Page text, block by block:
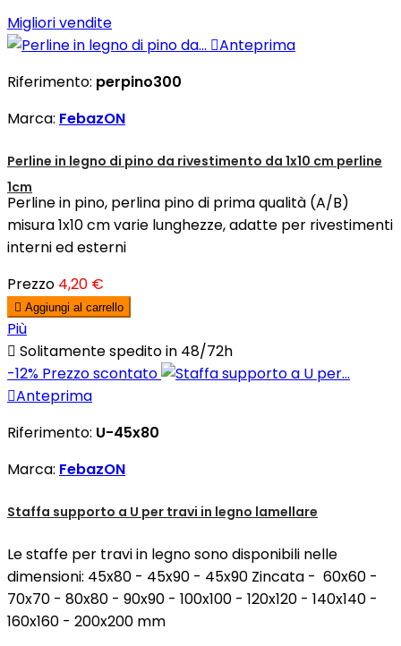
Migliori vendite
Anteprima
Riferimento: perpino300
Marca: FebazON
Perline in legno di pino da rivestimento da 1x10 cm perline
1cm
Perline in pino, perlina pino di prima qualità (A/B)
misura 1x10 cm varie lunghezze, adatte per rivestimenti
interni ed esterni
Prezzo 4,20 €
 Aggiungi al carrello
Più
 Solitamente spedito in 48/72h
-12% Prezzo scontato
Anteprima
Riferimento: U-45x80
Marca: FebazON
Staffa supporto a U per travi in legno lamellare
Le staffe per travi in legno sono disponibili nelle
dimensioni: 45x80 - 45x90 - 45x90 Zincata - 60x60 -
70x70 - 80x80 - 90x90 - 100x100 - 120x120 - 140x140 -
160x160 - 200x200 mm